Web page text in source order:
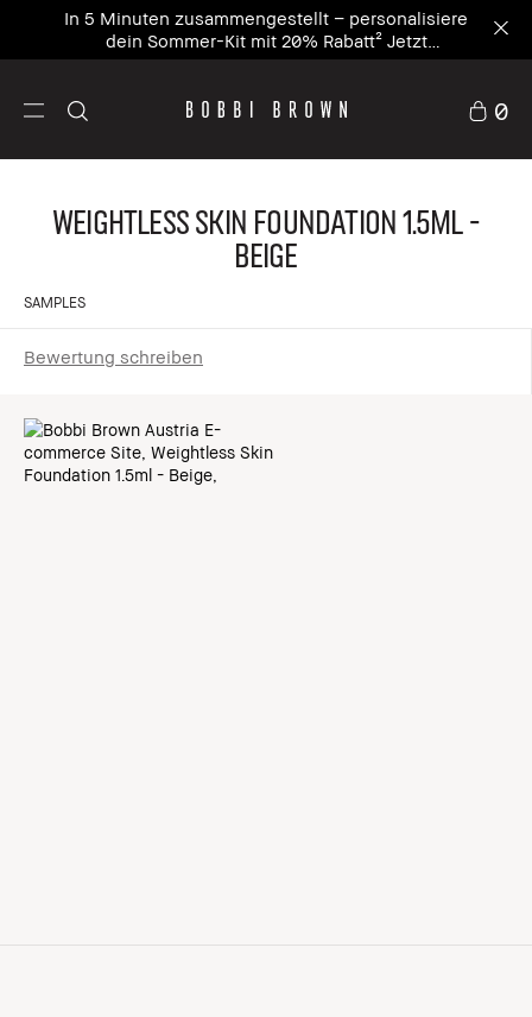
In 5 Minuten zusammengestellt – personalisiere
dein Sommer-Kit mit 20% Rabatt² Jetzt
personalisieren
0
Weightless Skin Foundation 1.5ml -
Beige
SAMPLES
Bewertung schreiben